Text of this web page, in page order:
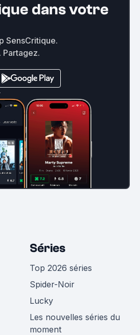
dans votre
SensCritique.
Partagez.
Séries
Top 2026 séries
Spider-Noir
Lucky
Les nouvelles séries du
moment